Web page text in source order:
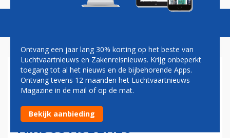
OOST-EUROPESE
PRIJSVECHTER FLYONE
TEKENT BESTELLING VOOR
AIRBUS A321NEO
Ontvang een jaar lang 30% korting op het beste van
Luchtvaartnieuws en Zakenreisnieuws. Krijg onbeperkt
toegang tot al het nieuws en de bijbehorende Apps.
Ontvang tevens 12 maanden het Luchtvaartnieuws
Magazine in de mail of op de mat.
Bekijk aanbieding